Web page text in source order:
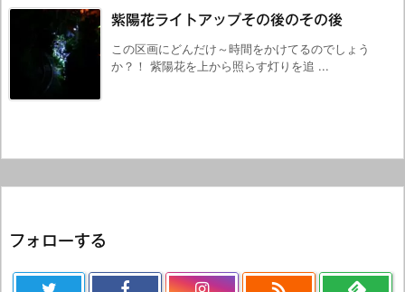
紫陽花ライトアップその後のその後
この区画にどんだけ～時間をかけてるのでしょう
か？！ 紫陽花を上から照らす灯りを追 ...
フォローする